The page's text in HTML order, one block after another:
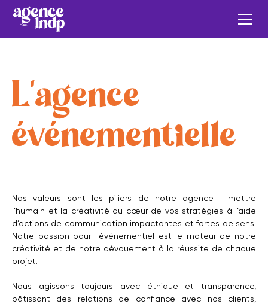
L'agence
événementielle
Nos valeurs sont les piliers de notre agence : mettre
l’humain et la créativité au cœur de vos stratégies à l’aide
d’actions de communication impactantes et fortes de sens.
Notre passion pour l'événementiel est le moteur de notre
créativité et de notre dévouement à la réussite de chaque
projet.
Nous agissons toujours avec éthique et transparence,
bâtissant des relations de confiance avec nos clients,